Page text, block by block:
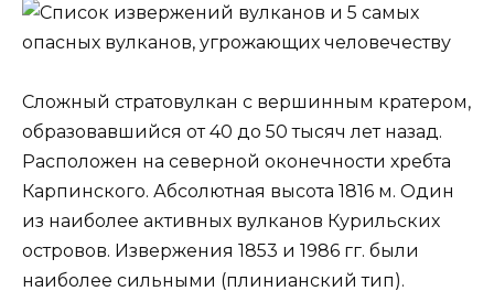
Сложный стратовулкан с вершинным кратером,
образовавшийся от 40 до 50 тысяч лет назад.
Расположен на северной оконечности хребта
Карпинского. Абсолютная высота 1816 м. Один
из наиболее активных вулканов Курильских
островов. Извержения 1853 и 1986 гг. были
наиболее сильными (плинианский тип).